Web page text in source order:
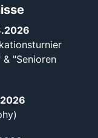
"Senioren